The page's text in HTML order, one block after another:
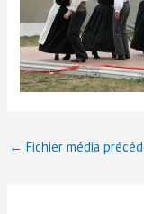
← Fichier média